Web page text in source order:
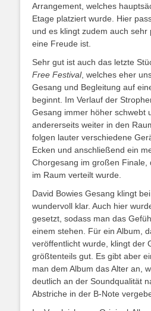
Arrangement, welches
Etage platziert wurde. Hier
und es klingt zudem auch sehr
eine Freude ist.
Sehr gut ist auch das letzte
Free Festival, welches eher
Gesang und Begleitung auf
beginnt. Im Verlauf der
Gesang immer höher schwebt
andererseits weiter in den
folgen lauter verschiedene
Ecken und anschließend ein
Chorgesang im großen Finale,
im Raum verteilt wurde.
David Bowies Gesang klingt
wundervoll klar. Auch hier
gesetzt, sodass man das
einem stehen. Für ein Album,
veröffentlicht wurde, klingt der
größtenteils gut. Es gibt aber
man dem Album das Alter an,
deutlich an der Soundqualität
Abstriche in der B-Note